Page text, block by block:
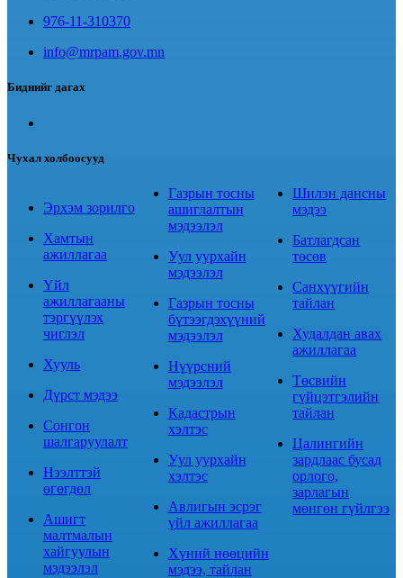
976-11-310370
info@mrpam.gov.mn
Биднийг дагах
Чухал холбоосууд
Эрхэм зорилго
Хамтын
ажиллагаа
Үйл
ажиллагааны
тэргүүлэх
чиглэл
Хууль
Дүрст мэдээ
Сонгон
шалгаруулалт
Нээлттэй
өгөгдөл
Ашигт
малтмалын
хайгуулын
мэдээлэл
Газрын тосны
ашиглалтын
мэдээлэл
Уул уурхайн
мэдээлэл
Газрын тосны
бүтээгдэхүүний
мэдээлэл
Нүүрсний
мэдээлэл
Кадастрын
хэлтэс
Уул уурхайн
хэлтэс
Авлигын эсрэг
үйл ажиллагаа
Хүний нөөцийн
мэдээ, тайлан
Шилэн дансны
мэдээ
Батлагдсан
төсөв
Санхүүгийн
тайлан
Худалдан авах
ажиллагаа
Төсвийн
гүйцэтгэлийн
тайлан
Цалингийн
зардлаас бусад
орлого,
зарлагын
мөнгөн гүйлгээ